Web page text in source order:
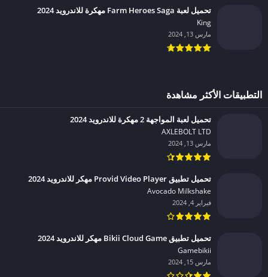
تحميل لعبة Farm Heroes Saga مهكرة للاندرويد 2024
King‏
مارس 13, 2024
التطبيقات الأكثر مشاهدة
تحميل لعبة المواجهة 2 مهكرة للاندرويد 2024
AXLEBOLT LTD‏
مارس 13, 2024
تحميل تطبيق Provid Video Player مهكر للاندرويد 2024
Avocado Milkshake‏
فبراير 4, 2024
تحميل تطبيق Bikii Cloud Game مهكر للاندرويد 2024
Gamebikii‏
مارس 15, 2024